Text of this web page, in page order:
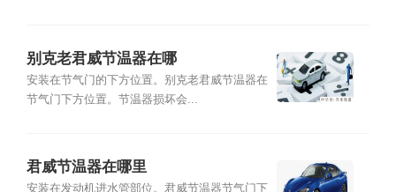
别克老君威节温器在哪
安装在节气门的下方位置。别克老君威节温器在
节气门下方位置。节温器损坏会...
君威节温器在哪里
安装在发动机进水管部位。君威节温器节气门下